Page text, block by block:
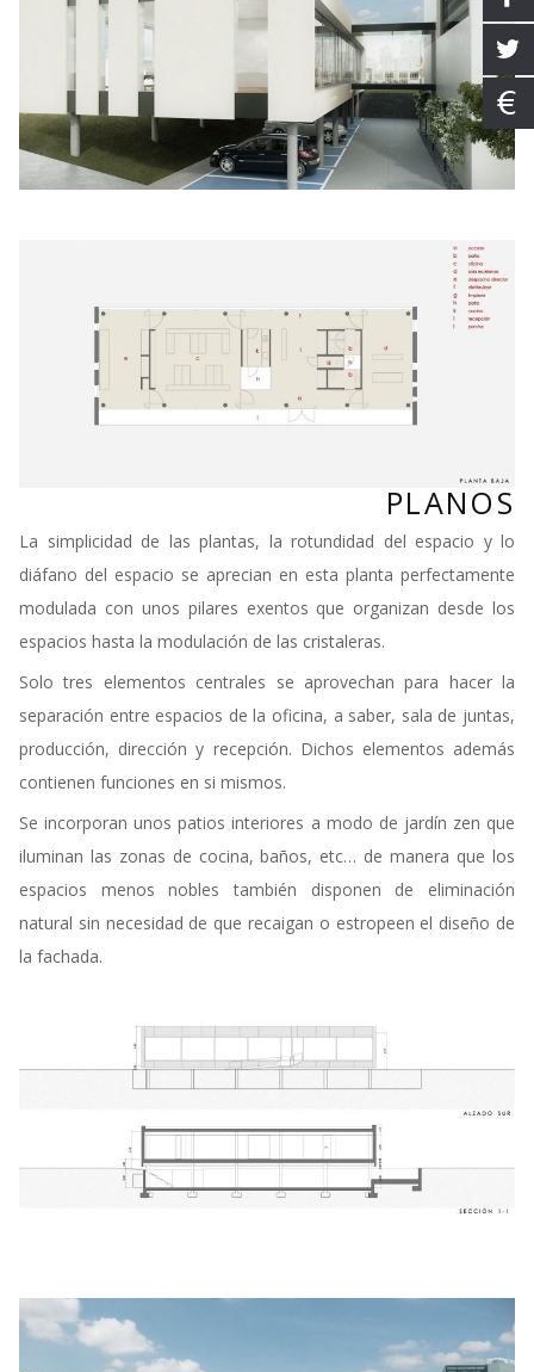
PLANOS
La simplicidad de las plantas, la rotundidad del espacio y lo
diáfano del espacio se aprecian en esta planta perfectamente
modulada con unos pilares exentos que organizan desde los
espacios hasta la modulación de las cristaleras.
Solo tres elementos centrales se aprovechan para hacer la
separación entre espacios de la oficina, a saber, sala de juntas,
producción, dirección y recepción. Dichos elementos además
contienen funciones en si mismos.
Se incorporan unos patios interiores a modo de jardín zen que
iluminan las zonas de cocina, baños, etc… de manera que los
espacios menos nobles también disponen de eliminación
natural sin necesidad de que recaigan o estropeen el diseño de
la fachada.